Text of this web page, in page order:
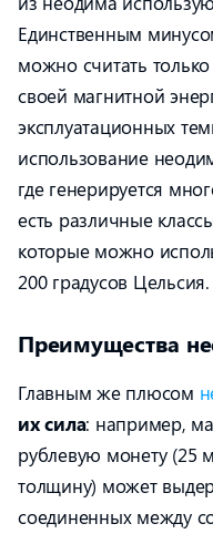
Единственным
можно считать
своей магнитной
эксплуатационных
использование
где генерируется
есть различные
которые можно
200 градусов Цельсия.
Преимущества
Главным же плюсом
их сила: например,
рублевую монету (25
толщину) может
соединенных между